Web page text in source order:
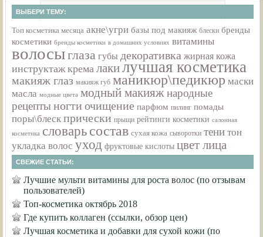
ВЫБЕРИ ТЕМУ:
Топ косметика месяца акне\угри базы под макияж блески бренды
косметики бренды косметики в домашних условиях витамины
волосыглаза губы декоративка жирная кожа
инструктаж крема лакилучшая косметика
макияж глаз макияж губ маникюр\педикюр маски
масла модные цвета модный макияж народные
рецепты ногти очищение парфюм пилинг помады
поры\блеск прически прыщи рейтинги косметики салонная
косметика словарьсостав сухая кожа сыворотки тени тон
укладка волос уход фруктовые кислоты цвет лица
СВЕЖИЕ СТАТЬИ:
Лучшие мульти витамины для роста волос (по отзывам
пользователей)
Топ-косметика октябрь 2018
Где купить коллаген (ссылки, обзор цен)
Лучшая косметика и добавки для сухой кожи (по